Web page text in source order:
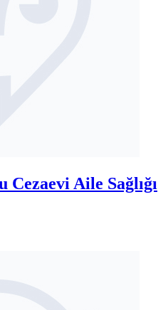
Aile Sağlığı